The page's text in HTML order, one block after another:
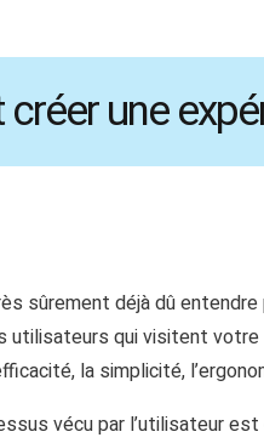
une
sûrement déjà dû entendre
utilisateurs qui visitent
la simplicité,
vécu par l’utilisateur